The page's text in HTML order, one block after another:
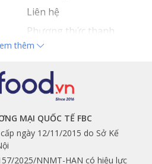
Liên hệ
Phương thức thanh
toán
Tuyển dụng
THEO DÕI NGAY
Facebook
Instagram
thêm
MẠI QUỐC TẾ FBC
ngày 12/11/2015 do Sở Kế
2025/NNMT-HAN có hiệu lực